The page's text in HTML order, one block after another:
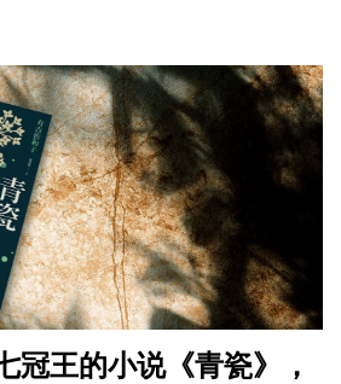
冠王的小说《青瓷》，